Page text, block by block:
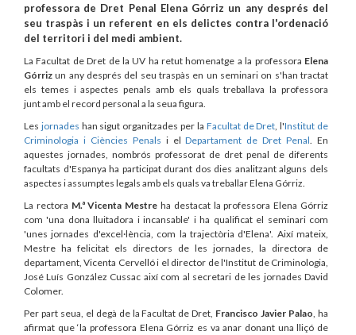
professora de Dret Penal Elena Górriz un any després del
seu traspàs i un referent en els delictes contra l'ordenació
del territori i del medi ambient.
La Facultat de Dret de la UV ha retut homenatge a la professora Elena
Górriz un any després del seu traspàs en un seminari on s'han tractat
els temes i aspectes penals amb els quals treballava la professora
junt amb el record personal a la seua figura.
Les jornades han sigut organitzades per la Facultat de Dret , l'Institut de
Criminologia i Ciències Penals i elDepartament de Dret Penal . En
aquestes jornades, nombrós professorat de dret penal de diferents
facultats d'Espanya ha participat durant dos dies analitzant alguns dels
aspectes i assumptes legals amb els quals va treballar Elena Górriz.
La rectora M.ª Vicenta Mestre ha destacat la professora Elena Górriz
com 'una dona lluitadora i incansable' i ha qualificat el seminari com
'unes jornades d'excel·lència, com la trajectòria d'Elena'. Així mateix,
Mestre ha felicitat els directors de les jornades, la directora de
departament, Vicenta Cervelló i el director de l'Institut de Criminologia,
José Luís González Cussac així com al secretari de les jornades David
Colomer.
Per part seua, el degà de la Facultat de Dret, Francisco Javier Palao , ha
afirmat que ‘la professora Elena Górriz es va anar donant una lliçó de